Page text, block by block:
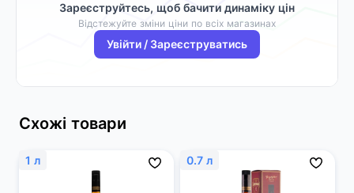
Зареєструйтесь, щоб бачити динаміку цін
Відстежуйте зміни ціни по всіх магазинах
Увійти / Зареєструватись
Схожі товари
1 л 0.7 л